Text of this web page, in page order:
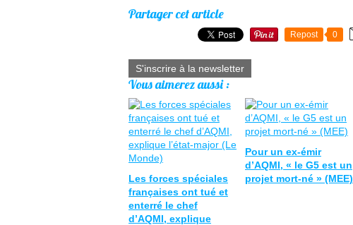
Partager cet article
Repost 0
S'inscrire à la newsletter
Vous aimerez aussi :
Les forces spéciales
françaises ont tué et
enterré le chef
d’AQMI, explique
Pour un ex-émir
d’AQMI, « le G5 est un
projet mort-né » (MEE)